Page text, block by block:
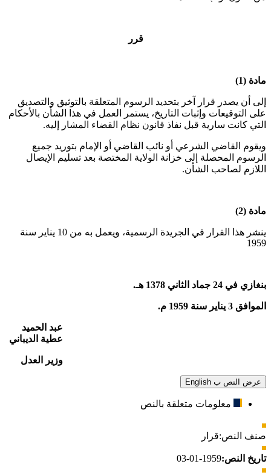
قرر
مادة (1)
إلى أن يصدر قرار آخر بتحديد الرسوم المتعلقة بالتوثيق والتصديق
على التوقيعات وإثبات التاريخ، يستمر العمل في هذا الشأن بالأحكام
التي كانت سارية قبل نفاذ قانون نظام القضاء المشار إليه.
ويقوم القاضي الشرعي أو نائب القاضي أو الإمام بتوريد جميع
الرسوم المحصلة إلى خزانة الولاية المختصة بعد تسليم الإيصال
اللازم لصاحب الشأن.
مادة (2)
ينشر هذا القرار في الجريدة الرسمية، ويعمل به من 10 يناير سنة
1959
بنغازي في 24 جماد الثاني 1378 هـ.
الموافق 3 يناير سنة 1959 م.
عبد الحميد
عطية الديباني
وزير العدل
عرض النص ب English
معلومات متعلقة بالنص
صنف النص:قرار
تاريخ النص:1959-01-03